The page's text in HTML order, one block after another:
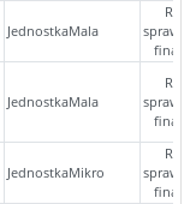
JednostkaMala
JednostkaMala
JednostkaMikro